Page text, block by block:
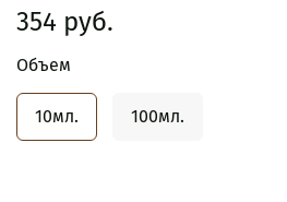
354 руб.
Объем
10мл. 100мл.